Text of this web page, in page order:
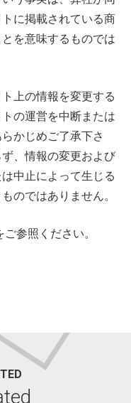
に掲載されている商
を意味するものでは
上の情報を変更する
の運営を中断または
かじめご了承下さ
、情報の変更および
中止によって生じる
のではありません。
ご参照ください。